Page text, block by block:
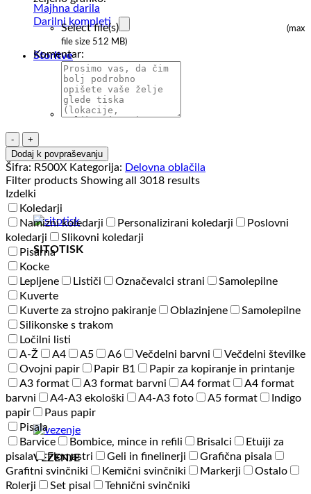
Majhna darila
Darilni kompleti
Storitve
SITOTISK
VEZENJE
Select file(s)
(max
file size 512 MB)
Komentar:
Visokovidna
jakna
Result
Recycled
Ripstop
Padded
Safety
Jacket
količina
Dodaj k povpraševanju
Šifra: R500X Kategorija: Delovna oblačila
Filter products Showing all 3018 results
Izdelki
Koledarji
Namizni koledarji
Personalizirani koledarji
Poslovni
koledarji
Slikovni koledarji
Pisarna
Kocke
Lepljene
Lističi Označevalci strani
Samolepilne
Kuverte
Kuverte za strojno pakiranje
Oblazinjene
Samolepilne
Silikonske s trakom
Ločilni listi
A-Ž
A4 A5 A6 Večdelni barvni
Večdelni številke
Ovojni papir
Papir B1
Papir za kopiranje in printanje
A3 format
A3 format barvni A4 format
A4 format
barvni
A4-A3 ekološki A4-A3 foto A5 format
Indigo
papir
Paus papir
Pisala
Barvice
Bombice, mince in refili Brisalci
Etuiji za
pisala
Flomastri Geli in finelinerji
Grafična pisala
Grafitni svinčniki
Kemični svinčniki Markerji
Ostalo
Rolerji
Set pisal
Tehnični svinčniki